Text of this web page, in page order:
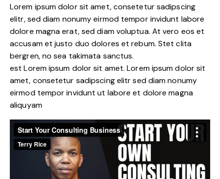
Lorem ipsum dolor sit amet, consetetur sadipscing
elitr, sed diam nonumy eirmod tempor invidunt labore
dolore magna erat, sed diam voluptua. At vero eos et
accusam et justo duo dolores et rebum. Stet clita
bergren, no sea takimata sanctus.
est Lorem ipsum dolor sit amet. Lorem ipsum dolor sit
amet, consetetur sadipscing elitr sed diam nonumy
eirmod tempor invidunt ut labore et dolore magna
aliquyam